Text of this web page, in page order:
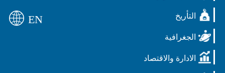
التأريخ
الجغرافية
الادارة والاقتصاد
EN